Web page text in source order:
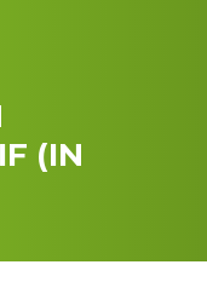
(IN